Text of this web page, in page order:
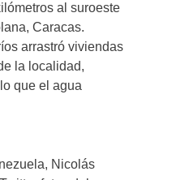
al suroeste
Caracas.
arrastró viviendas
la localidad,
que el agua
Nicolás